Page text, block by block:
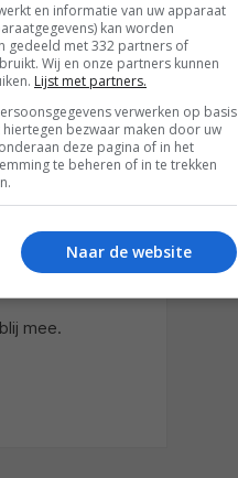
mee.
en informatie van uw apparaat
kan worden
gedeeld met 332 partners of
Wij en onze partners kunnen
Lijst met partners.
verwerken op basis
bezwaar maken door uw
deze pagina of in het
te beheren of in te trekken
Naar de website